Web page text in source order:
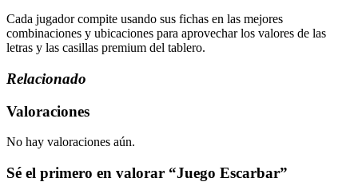
Cada jugador compite usando sus fichas en las mejores
combinaciones y ubicaciones para aprovechar los valores de las
letras y las casillas premium del tablero.
Relacionado
Valoraciones
No hay valoraciones aún.
Sé el primero en valorar “Juego Escarbar”